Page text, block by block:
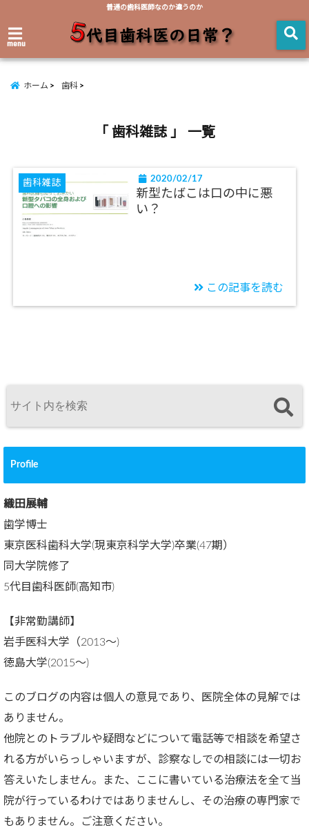
普通の歯科医師なのか違うのか
menu
ホーム 歯科
「 歯科雑誌 」 一覧
歯科雑誌 2020/02/17
新型たばこは口の中に悪
い？
この記事を読む
Profile
織田展輔
歯学博士
東京医科歯科大学(現東京科学大学)卒業(47期）
同大学院修了
5代目歯科医師(高知市)
【非常勤講師】
岩手医科大学（2013～)
徳島大学(2015～)
このブログの内容は個人の意見であり、医院全体の見解では
ありません。
他院とのトラブルや疑問などについて電話等で相談を希望さ
れる方がいらっしゃいますが、診察なしでの相談には一切お
答えいたしません。また、ここに書いている治療法を全て当
院が行っているわけではありませんし、その治療の専門家で
もありません。ご注意ください。